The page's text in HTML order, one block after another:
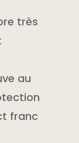
très
au
franc